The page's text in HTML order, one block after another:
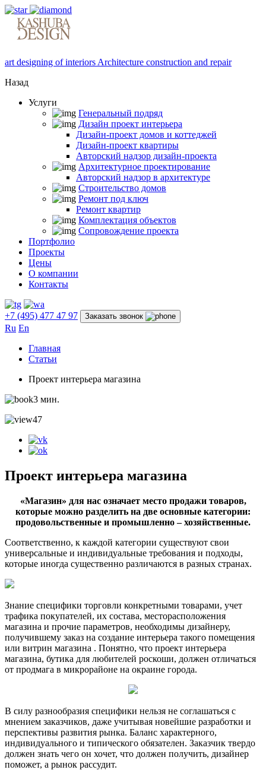
art designing of interiors Architecture construction and repair
Назад
Услуги
Генеральный подряд
Дизайн проект интерьера
Дизайн-проект домов и коттеджей
Дизайн-проект квартиры
Авторский надзор дизайн-проекта
Архитектурное проектирование
Авторский надзор в архитектуре
Строительство домов
Ремонт под ключ
Ремонт квартир
Комплектация объектов
Сопровождение проекта
Портфолио
Проекты
Цены
О компании
Контакты
+7 (495) 477 47 97 Заказать звонок
Ru En
Главная
Статьи
Проект интерьера магазина
3 мин.
47
Проект интерьера магазина
«Магазин» для нас означает место продажи товаров,
которые можно разделить на две основные категории:
продовольственные и промышленно – хозяйственные.
Соответственно, к каждой категории существуют свои
универсальные и индивидуальные требования и подходы,
которые иногда существенно различаются в разных странах.
Знание специфики торговли конкретными товарами, учет
трафика покупателей, их состава, месторасположения
магазина и прочие параметров, необходимы дизайнеру,
получившему заказ на создание интерьера такого помещения
или витрин магазина . Понятно, что проект интерьера
магазина, бутика для любителей роскоши, должен отличаться
от продмага в микрорайоне на окраине города.
В силу разнообразия специфики нельзя не соглашаться с
мнением заказчиков, даже учитывая новейшие разработки и
перспективы развития рынка. Баланс характерного,
индивидуального и типического обязателен. Заказчик твердо
должен знать чего он хочет, что должен получить, дизайнер
поможет, а рынок рассудит.